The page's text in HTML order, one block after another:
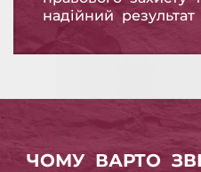
надійний результат
ЧОМУ ВАРТО